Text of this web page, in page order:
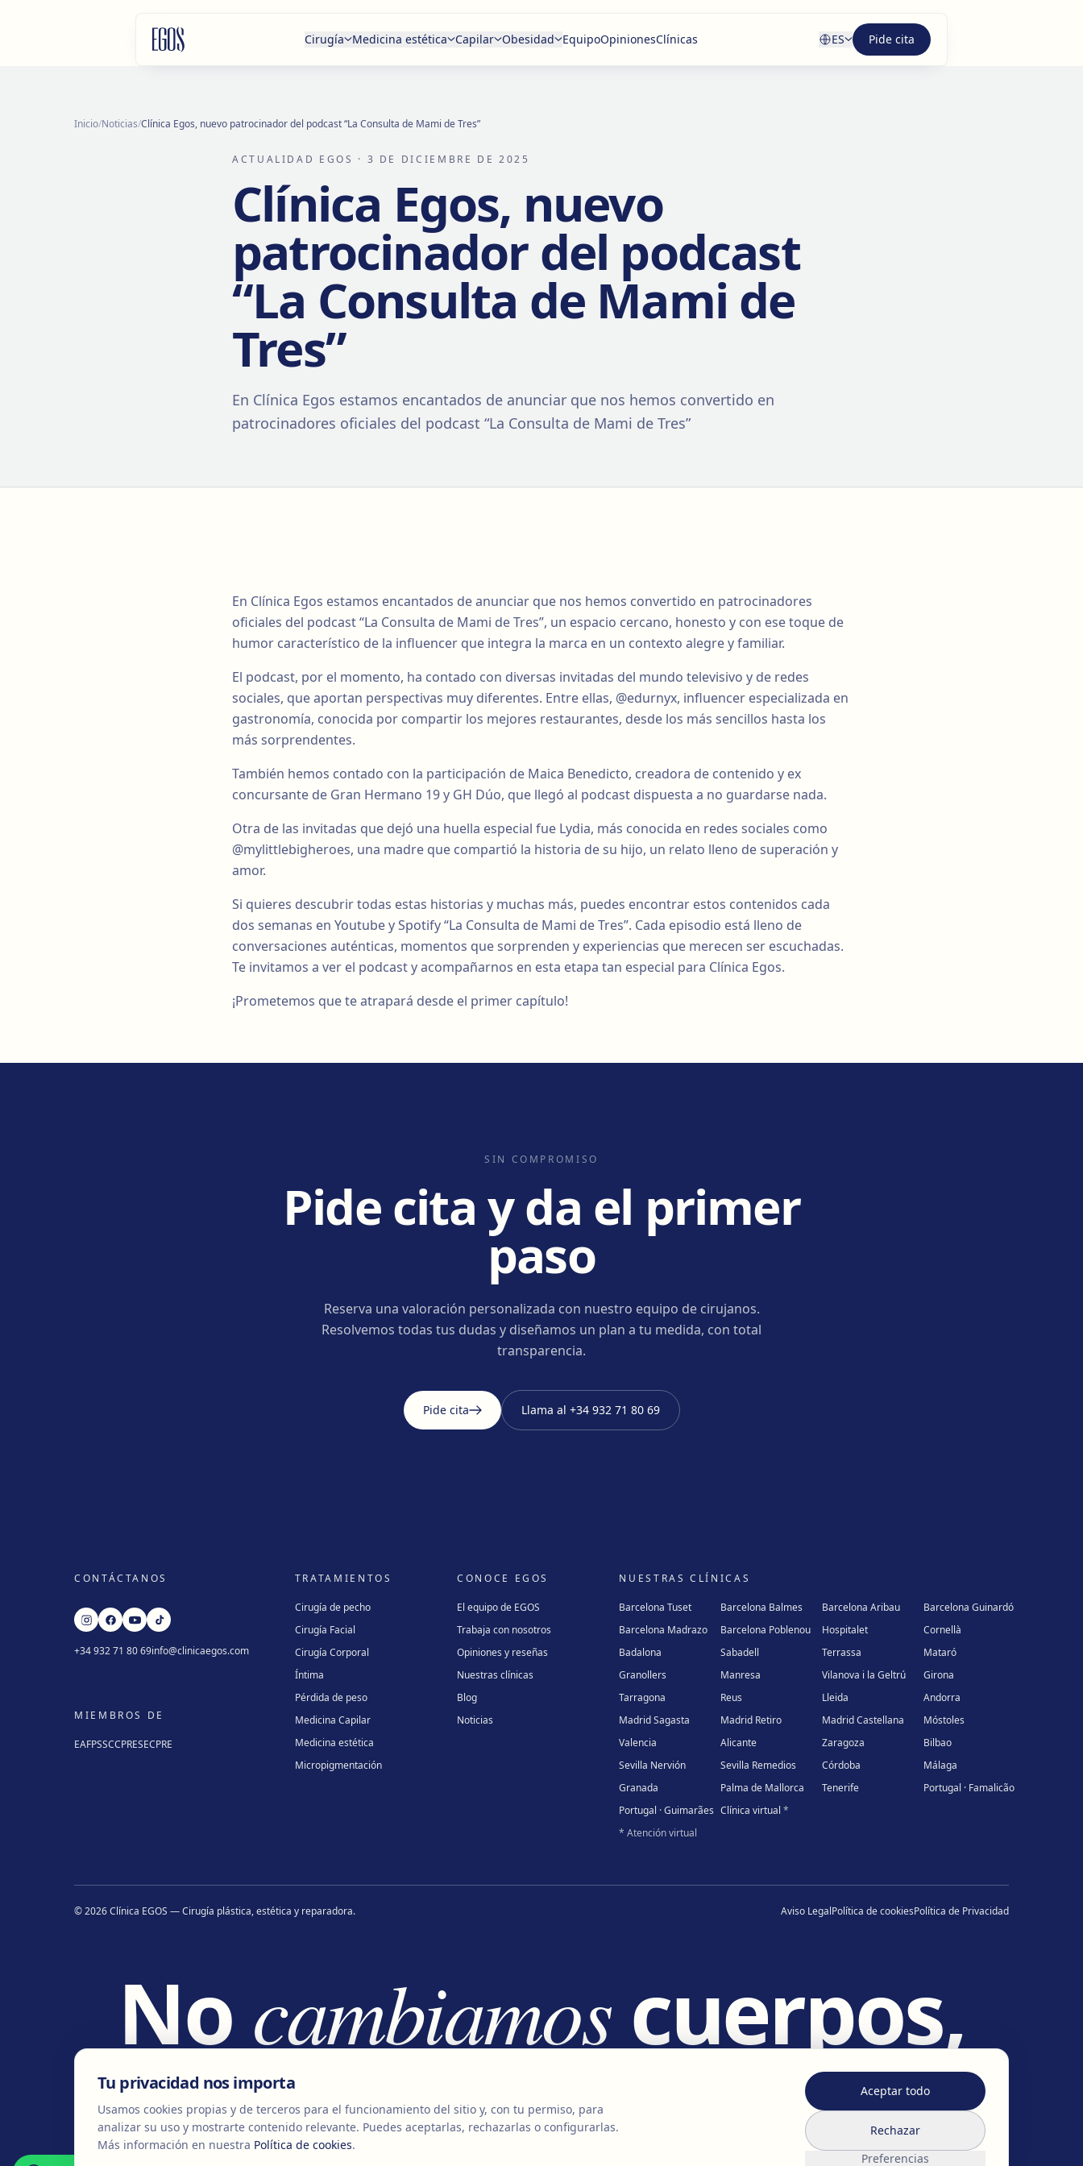
Cirugía Medicina estética Capilar Obesidad EquipoOpinionesClínicas ES Pide cita
Inicio/Noticias/Clínica Egos, nuevo patrocinador del podcast “La Consulta de Mami de Tres”
ACTUALIDAD EGOS · 3 DE DICIEMBRE DE 2025
Clínica Egos, nuevo
patrocinador del podcast
“La Consulta de Mami de
Tres”
En Clínica Egos estamos encantados de anunciar que nos hemos convertido en
patrocinadores oficiales del podcast “La Consulta de Mami de Tres”
En Clínica Egos estamos encantados de anunciar que nos hemos convertido en patrocinadores
oficiales del podcast “La Consulta de Mami de Tres”, un espacio cercano, honesto y con ese toque de
humor característico de la influencer que integra la marca en un contexto alegre y familiar.
El podcast, por el momento, ha contado con diversas invitadas del mundo televisivo y de redes
sociales, que aportan perspectivas muy diferentes. Entre ellas, @edurnyx, influencer especializada en
gastronomía, conocida por compartir los mejores restaurantes, desde los más sencillos hasta los
más sorprendentes.
También hemos contado con la participación de Maica Benedicto, creadora de contenido y ex
concursante de Gran Hermano 19 y GH Dúo, que llegó al podcast dispuesta a no guardarse nada.
Otra de las invitadas que dejó una huella especial fue Lydia, más conocida en redes sociales como
@mylittlebigheroes, una madre que compartió la historia de su hijo, un relato lleno de superación y
amor.
Si quieres descubrir todas estas historias y muchas más, puedes encontrar estos contenidos cada
dos semanas en Youtube y Spotify “La Consulta de Mami de Tres”. Cada episodio está lleno de
conversaciones auténticas, momentos que sorprenden y experiencias que merecen ser escuchadas.
Te invitamos a ver el podcast y acompañarnos en esta etapa tan especial para Clínica Egos.
¡Prometemos que te atrapará desde el primer capítulo!
SIN COMPROMISO
Pide cita y da el primer
paso
Reserva una valoración personalizada con nuestro equipo de cirujanos.
Resolvemos todas tus dudas y diseñamos un plan a tu medida, con total
transparencia.
Pide cita Llama al +34 932 71 80 69
CONTÁCTANOS
+34 932 71 80 69info@clinicaegos.com
MIEMBROS DE
EAFPSSCCPRESECPRE
TRATAMIENTOS
Cirugía de pecho
Cirugía Facial
Cirugía Corporal
Íntima
Pérdida de peso
Medicina Capilar
Medicina estética
Micropigmentación
CONOCE EGOS
El equipo de EGOS
Trabaja con nosotros
Opiniones y reseñas
Nuestras clínicas
Blog
Noticias
NUESTRAS CLÍNICAS
Barcelona Tuset Barcelona Balmes Barcelona Aribau
Barcelona Guinardó
Barcelona Madrazo
Barcelona Poblenou Hospitalet
Cornellà
Badalona
Sabadell Terrassa
Mataró
Granollers
Manresa Vilanova i la Geltrú
Girona
Tarragona
Reus Lleida
Andorra
Madrid Sagasta
Madrid Retiro Madrid Castellana
Móstoles
Valencia
Alicante Zaragoza
Bilbao
Sevilla Nervión
Sevilla Remedios Córdoba
Málaga
Granada
Palma de Mallorca Tenerife
Portugal · Famalicão
Portugal · Guimarães Clínica virtual *
* Atención virtual
©2026Clínica EGOS — Cirugía plástica, estética y reparadora. Aviso LegalPolítica de cookiesPolítica de Privacidad
No cambiamoscuerpos,
cambiamos vidas.
Tu privacidad nos importa
Usamos cookies propias y de terceros para el funcionamiento del sitio y, con tu permiso, para
analizar su uso y mostrarte contenido relevante. Puedes aceptarlas, rechazarlas o configurarlas.
Más información en nuestra Política de cookies.
Aceptar todo
Rechazar
Preferencias